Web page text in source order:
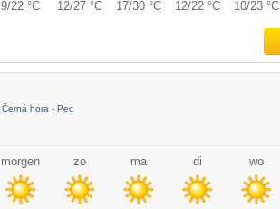
9/22 °C 12/27 °C 17/30 °C 12/22 °C 10/23 °C
Černá hora - Pec
morgen zo ma di wo